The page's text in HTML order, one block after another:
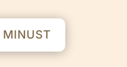
MINUST